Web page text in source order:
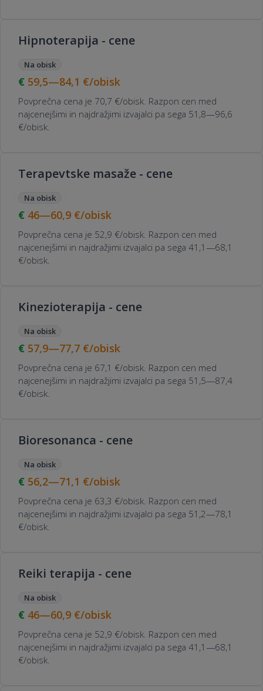
Hipnoterapija - cene
Na obisk
59,5—84,1 €/obisk
Povprečna cena je 70,7 €/obisk. Razpon cen med
najcenejšimi in najdražjimi izvajalci pa sega 51,8—96,6
€/obisk.
Terapevtske masaže - cene
Na obisk
46—60,9 €/obisk
Povprečna cena je 52,9 €/obisk. Razpon cen med
najcenejšimi in najdražjimi izvajalci pa sega 41,1—68,1
€/obisk.
Kinezioterapija - cene
Na obisk
57,9—77,7 €/obisk
Povprečna cena je 67,1 €/obisk. Razpon cen med
najcenejšimi in najdražjimi izvajalci pa sega 51,5—87,4
€/obisk.
Bioresonanca - cene
Na obisk
56,2—71,1 €/obisk
Povprečna cena je 63,3 €/obisk. Razpon cen med
najcenejšimi in najdražjimi izvajalci pa sega 51,2—78,1
€/obisk.
Reiki terapija - cene
Na obisk
46—60,9 €/obisk
Povprečna cena je 52,9 €/obisk. Razpon cen med
najcenejšimi in najdražjimi izvajalci pa sega 41,1—68,1
€/obisk.